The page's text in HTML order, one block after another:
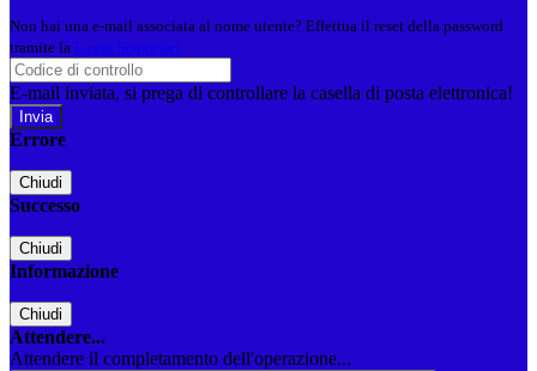
Non hai una e-mail associata al nome utente? Effettua il reset della password
tramite la Login Spaggiari
E-mail inviata, si prega di controllare la casella di posta elettronica!
Errore
Chiudi
Successo
Chiudi
Informazione
Chiudi
Attendere...
Attendere il completamento dell'operazione...